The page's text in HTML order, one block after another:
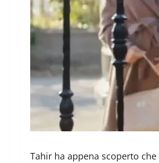
Tahir ha appena scoperto che